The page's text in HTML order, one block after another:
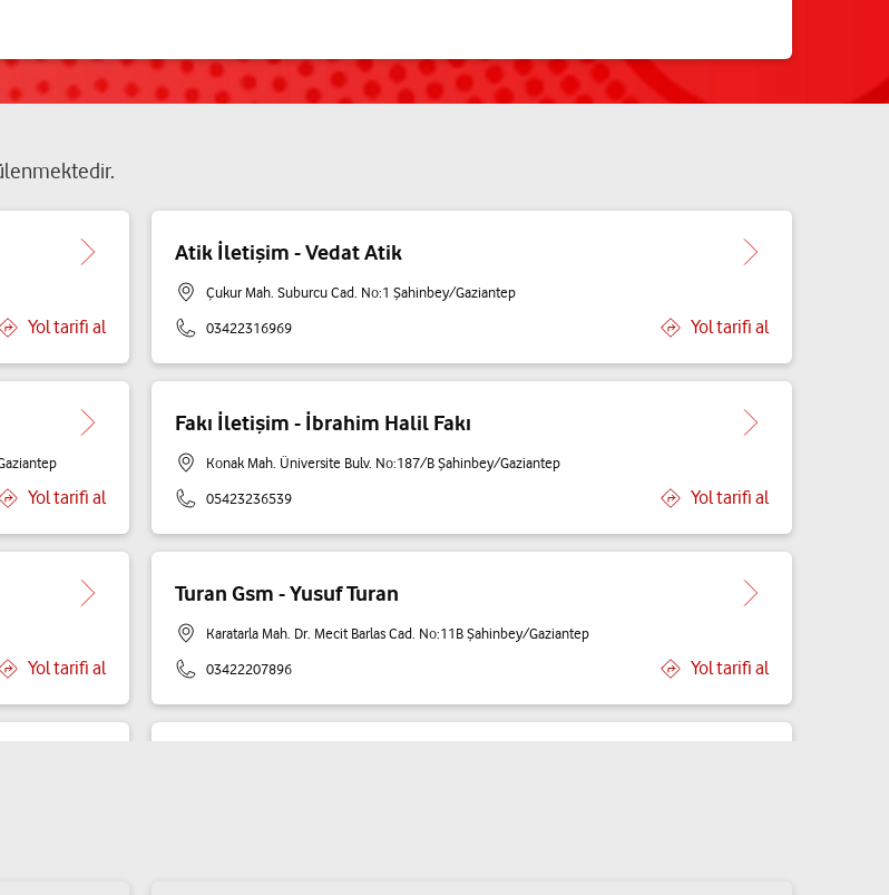
Yol tarifi al
Atik İletişim - Vedat Atik
Çukur Mah. Suburcu Cad. No:1 Şahinbey/Gaziantep
03422316969
Yol tarifi al
Yol tarifi al
Fakı İletişim - İbrahim Halil Fakı
Konak Mah. Üniversite Bulv. No:187/B Şahinbey/Gaziantep
05423236539
Yol tarifi al
Yol tarifi al
Turan Gsm - Yusuf Turan
Karatarla Mah. Dr. Mecit Barlas Cad. No:11B Şahinbey/Gaziantep
03422207896
Yol tarifi al